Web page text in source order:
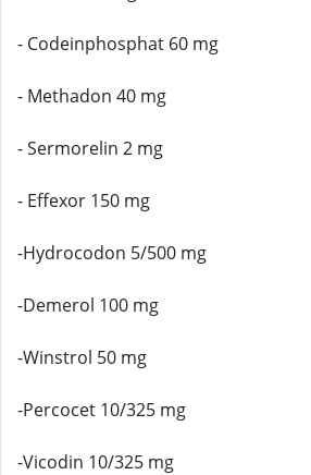
- Codeinphosphat 60 mg
- Methadon 40 mg
- Sermorelin 2 mg
- Effexor 150 mg
-Hydrocodon 5/500 mg
-Demerol 100 mg
-Winstrol 50 mg
-Percocet 10/325 mg
-Vicodin 10/325 mg